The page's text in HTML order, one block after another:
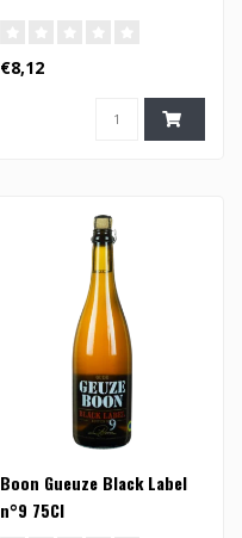
€8,12
Boon Gueuze Black Label
n°9 75Cl